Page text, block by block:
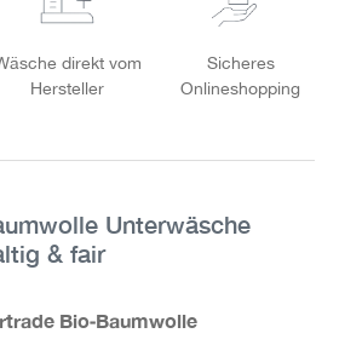
direkt vom
Hersteller
Sicheres
Onlineshopping
Unterwäsche
& fair
Bio‑Baumwolle